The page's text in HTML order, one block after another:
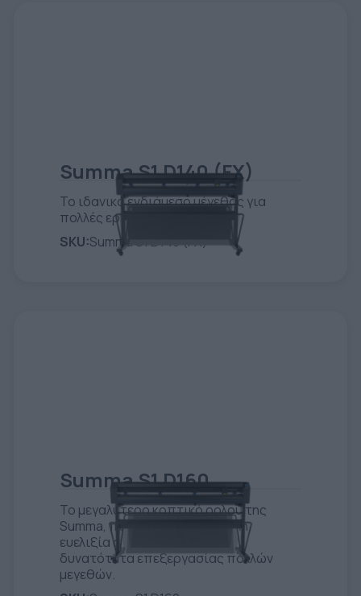
Summa S1 D140 (FX)
Το ιδανικό ενδιάμεσο μέγεθος για
πολλές εργασίες κοπής.
SKU:Summa S1 D140 (FX)
Summa S1 D160
Το μεγαλύτερο κοπτικό ρολού της
Summa, προσφέροντας μεγάλη
ευελιξία στη ροή εργασίας με
δυνατότητα επεξεργασίας πολλών
μεγεθών.